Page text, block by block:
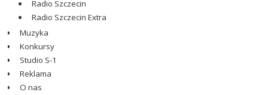
Radio Szczecin
Radio Szczecin Extra
Muzyka
Konkursy
Studio S-1
Reklama
O nas